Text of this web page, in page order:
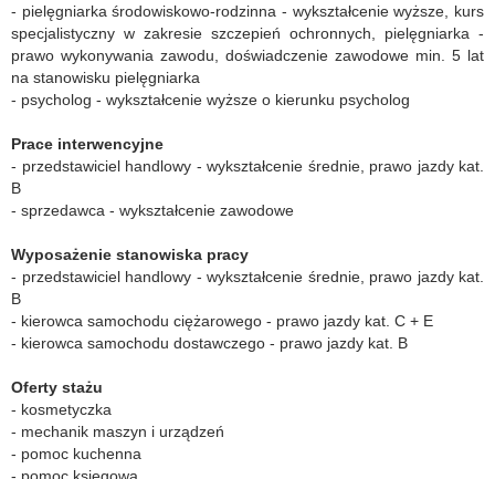
- pielęgniarka środowiskowo-rodzinna - wykształcenie wyższe, kurs
specjalistyczny w zakresie szczepień ochronnych, pielęgniarka -
prawo wykonywania zawodu, doświadczenie zawodowe min. 5 lat
na stanowisku pielęgniarka
- psycholog - wykształcenie wyższe o kierunku psycholog
Prace interwencyjne
- przedstawiciel handlowy - wykształcenie średnie, prawo jazdy kat.
B
- sprzedawca - wykształcenie zawodowe
Wyposażenie stanowiska pracy
- przedstawiciel handlowy - wykształcenie średnie, prawo jazdy kat.
B
- kierowca samochodu ciężarowego - prawo jazdy kat. C + E
- kierowca samochodu dostawczego - prawo jazdy kat. B
Oferty stażu
- kosmetyczka
- mechanik maszyn i urządzeń
- pomoc kuchenna